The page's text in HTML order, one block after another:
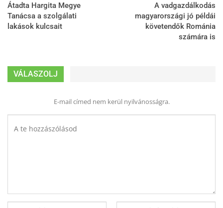
Átadta Hargita Megye
Tanácsa a szolgálati
lakások kulcsait
A vadgazdálkodás
magyarországi jó példái
követendők Románia
számára is
VÁLASZOLJ
E-mail címed nem kerül nyilvánosságra.